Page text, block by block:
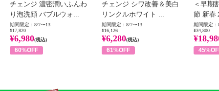
チェンジ 濃密潤いふんわ
り泡洗顔 バブルウォ...
期間限定：8/7〜13
¥17,820
¥6,980(税込)
60%OFF
チェンジ シワ改善＆美白
リンクルホワイト ...
期間限定：8/7〜13
¥16,126
¥6,280(税込)
61%OFF
＜早期
節 新春
期間限定：
¥34,800